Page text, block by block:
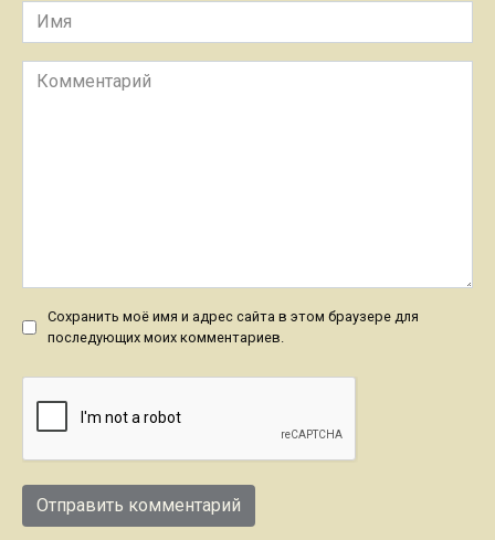
Имя
Комментарий
Сохранить моё имя и адрес сайта в этом браузере для
последующих моих комментариев.